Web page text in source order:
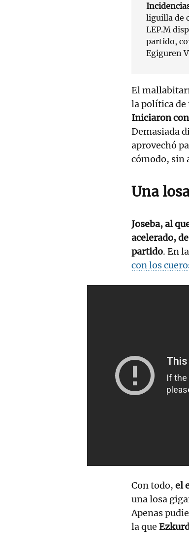
liguilla de
LEP.M
partido,
Egiguren
El
la política de
Iniciaron
Demasiada
aprovechó
cómodo, sin
Una
Joseba, al
acelerado,
partido. En
con los
Con todo, el
una losa
Apenas
la que